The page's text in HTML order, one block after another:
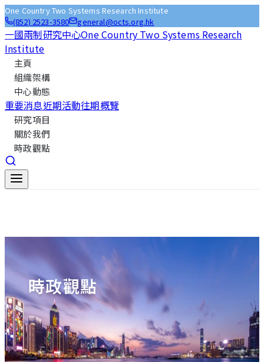
One Country Two Systems Research Institute
(852) 2523-3580
general@octs.org.hk
一國兩制研究中心One Country Two Systems Research
Institute
主頁
組織架構
中心動態
重要消息近期活動往期概覽
研究項目
關於我們
時政觀點
時政觀點